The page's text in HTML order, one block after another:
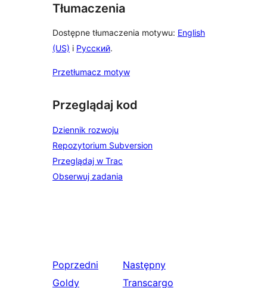
Tłumaczenia
Dostępne tłumaczenia motywu: English
(US) i Русский.
Przetłumacz motyw
Przeglądaj kod
Dziennik rozwoju
Repozytorium Subversion
Przeglądaj w Trac
Obserwuj zadania
Poprzedni
Goldy
Następny
Transcargo